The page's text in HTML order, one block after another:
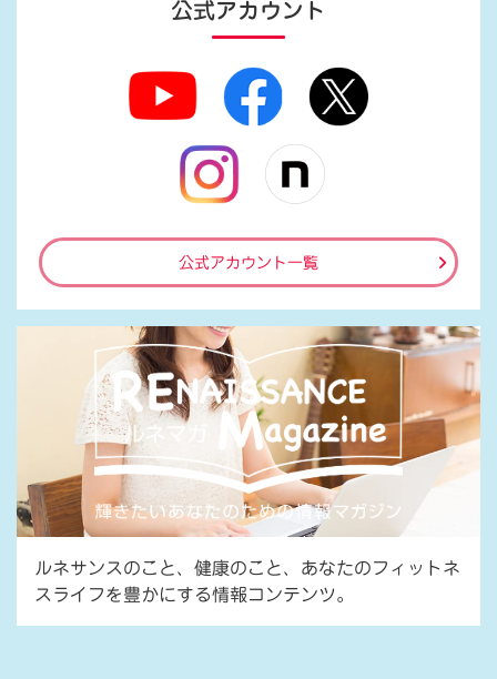
公式アカウント
公式アカウント一覧
ルネサンスのこと、健康のこと、あなたのフィットネ
スライフを豊かにする情報コンテンツ。